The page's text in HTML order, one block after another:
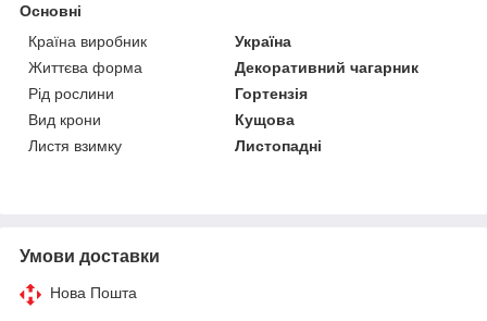
Основні
Країна виробник
Україна
Життєва форма
Декоративний чагарник
Рід рослини
Гортензія
Вид крони
Кущова
Листя взимку
Листопадні
Умови доставки
Нова Пошта